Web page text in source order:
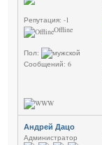
Репутация: -1
Offline
Пол:
Сообщений: 6
Андрей Дацо
Администратор